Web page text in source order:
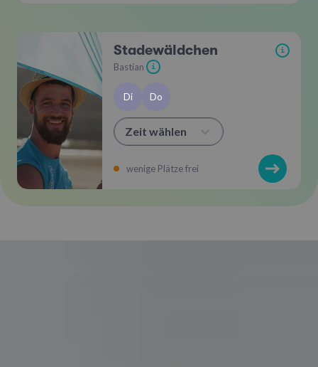
Stadewäldchen i
Bastian i
Di Do
Zeit wählen
wenige Plätze frei